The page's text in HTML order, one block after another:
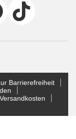
Barrierefreiheit